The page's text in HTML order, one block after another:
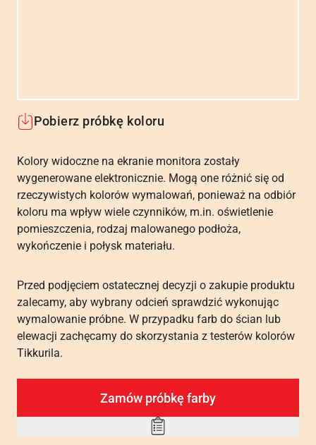
Pobierz próbkę koloru
Kolory widoczne na ekranie monitora zostały
wygenerowane elektronicznie. Mogą one różnić się od
rzeczywistych kolorów wymalowań, ponieważ na odbiór
koloru ma wpływ wiele czynników, m.in. oświetlenie
pomieszczenia, rodzaj malowanego podłoża,
wykończenie i połysk materiału.
Przed podjęciem ostatecznej decyzji o zakupie produktu
zalecamy, aby wybrany odcień sprawdzić wykonując
wymalowanie próbne. W przypadku farb do ścian lub
elewacji zachęcamy do skorzystania z testerów kolorów
Tikkurila.
Zamów próbkę farby
Add